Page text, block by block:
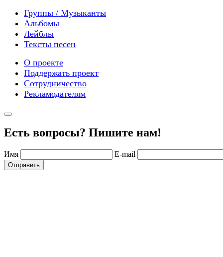
Группы / Музыканты
Альбомы
Лейблы
Тексты песен
О проекте
Поддержать проект
Сотрудничество
Рекламодателям
Есть вопросы? Пишите нам!
Имя E-mail